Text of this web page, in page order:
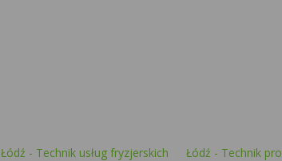
Łódź - Technik usług fryzjerskich
Łódź - Technik